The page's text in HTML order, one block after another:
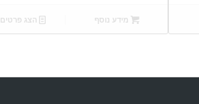
מידע נוסף הצג פרטים